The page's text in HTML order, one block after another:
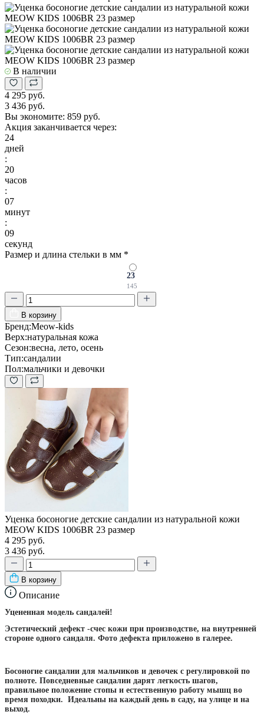
В наличии
4 295 руб.
3 436 руб.
Вы экономите: 859 руб.
Акция заканчивается через:
24
дней
:
20
часов
:
07
минут
:
08
секунд
Размер и длина стельки в мм *
23
145
В корзину
Бренд:Meow-kids
Верх:натуральная кожа
Сезон:весна, лето, осень
Тип:сандалии
Пол:мальчики и девочки
Уценка босоногие детские сандалии из натуральной кожи
MEOW KIDS 1006BR 23 размер
4 295 руб.
3 436 руб.
В корзину
Описание
Уцененная модель сандалей!
Эстетический дефект -счес кожи при производстве, на внутренней
стороне одного сандаля. Фото дефекта приложено в галерее.
Босоногие сандалии для мальчиков и девочек с регулировкой по
полноте. Повседневные сандалии дарят легкость шагов,
правильное положение стопы и естественную работу мышц во
время походки. Идеальны на каждый день в саду, на улице и на
выход.